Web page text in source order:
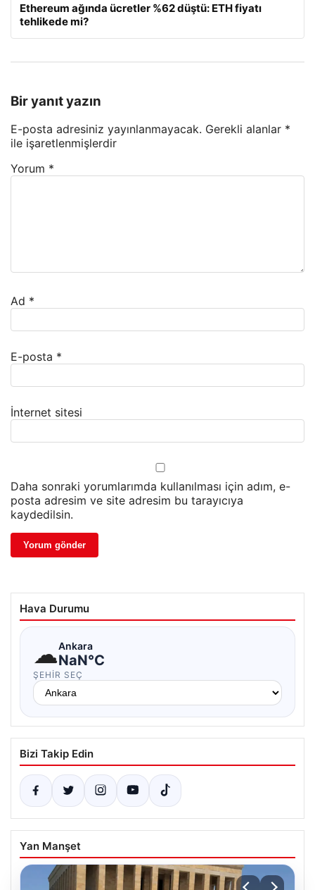
Ethereum ağında ücretler %62 düştü: ETH fiyatı
tehlikede mi?
Bir yanıt yazın
E-posta adresiniz yayınlanmayacak. Gerekli alanlar *
ile işaretlenmişlerdir
Yorum *
Ad *
E-posta *
İnternet sitesi
Daha sonraki yorumlarımda kullanılması için adım, e-
posta adresim ve site adresim bu tarayıcıya
kaydedilsin.
Hava Durumu
☁Ankara
NaN°C
ŞEHIR SEÇ
Bizi Takip Edin
Yan Manşet